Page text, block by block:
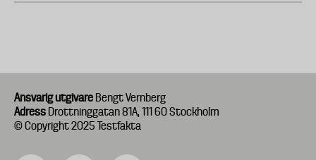
Ansvarig utgivare Bengt Vernberg
Adress Drottninggatan 81A, 111 60 Stockholm
© Copyright 2025 Testfakta